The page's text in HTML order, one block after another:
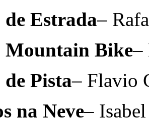
Estrada–
Mountain Bike–
Pista– Flavio
na Neve–